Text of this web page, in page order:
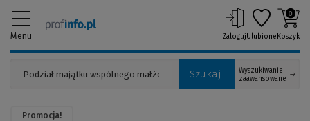
Menu
Szukaj
Wyszukiwanie
zaawansowane
ZalogujUlubione
0
Koszyk
Promocja!